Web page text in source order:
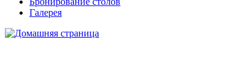
Галерея